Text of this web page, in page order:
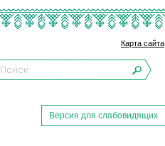
Карта сайта
Версия для слабовидящих